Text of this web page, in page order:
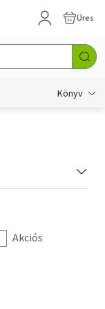
Üres
Könyv
Akciós